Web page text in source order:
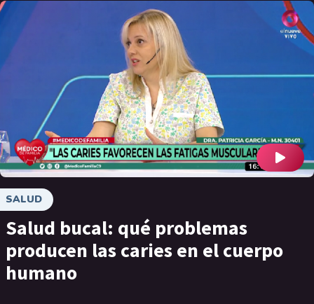
SALUD
Salud bucal: qué problemas
producen las caries en el cuerpo
humano